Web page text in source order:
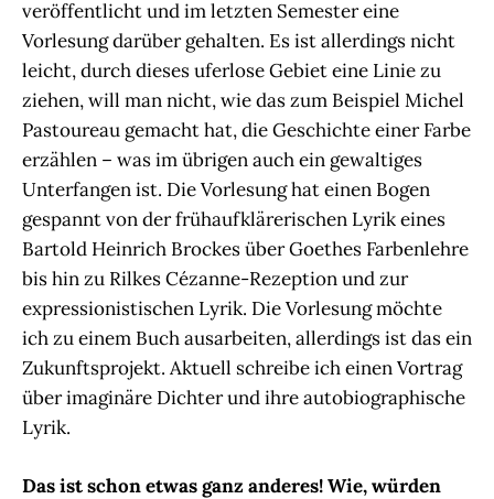
veröffentlicht und im letzten Semester eine
Vorlesung darüber gehalten. Es ist allerdings nicht
leicht, durch dieses uferlose Gebiet eine Linie zu
ziehen, will man nicht, wie das zum Beispiel Michel
Pastoureau gemacht hat, die Geschichte einer Farbe
erzählen – was im übrigen auch ein gewaltiges
Unterfangen ist. Die Vorlesung hat einen Bogen
gespannt von der frühaufklärerischen Lyrik eines
Bartold Heinrich Brockes über Goethes Farbenlehre
bis hin zu Rilkes Cézanne-Rezeption und zur
expressionistischen Lyrik. Die Vorlesung möchte
ich zu einem Buch ausarbeiten, allerdings ist das ein
Zukunftsprojekt. Aktuell schreibe ich einen Vortrag
über imaginäre Dichter und ihre autobiographische
Lyrik.
Das ist schon etwas ganz anderes! Wie, würden